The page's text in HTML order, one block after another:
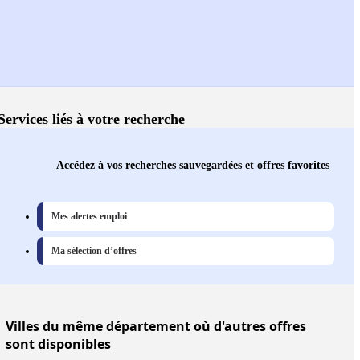
liés à votre recherche
Accédez à vos recherches sauvegardées et offres favorites
Mes alertes emploi
Ma sélection d’offres
Villesdu même département où d'autres offres
sont disponibles